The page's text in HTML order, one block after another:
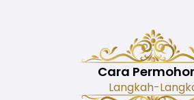
Cara
Langkah-